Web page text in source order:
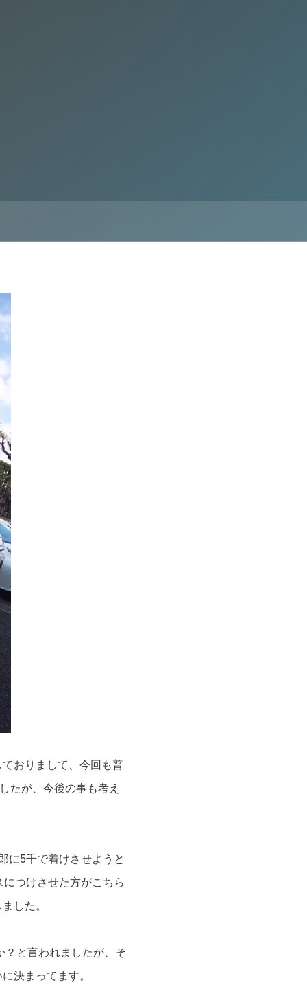
おりまして、今回も普
たが、今後の事も考え
に5千で着けさせようと
つけさせた方がこちら
した。
？と言われましたが、そ
決まってます。